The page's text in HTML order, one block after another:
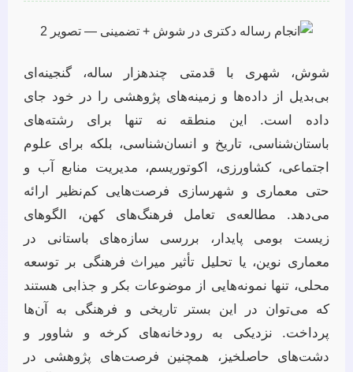
شوش، شهری با قدمتی چندهزار ساله، گنجینه‌ای
بی‌بدیل از داده‌ها و زمینه‌های پژوهشی را در خود جای
داده است. این منطقه نه تنها برای رشته‌های
باستان‌شناسی، تاریخ و انسان‌شناسی، بلکه برای علوم
اجتماعی، کشاورزی، اکوتوریسم، مدیریت منابع آب و
حتی معماری و شهرسازی فرصت‌هایی کم‌نظیر ارائه
می‌دهد. مطالعه‌ی تعامل فرهنگ‌های کهن، الگوهای
زیست بومی پایدار، بررسی سازه‌های باستانی در
معماری نوین، یا تحلیل تأثیر میراث فرهنگی بر توسعه
محلی، تنها نمونه‌هایی از موضوعات بکر و جذابی هستند
که می‌توان در این بستر تاریخی و فرهنگی به آن‌ها
پرداخت. نزدیکی به رودخانه‌های کرخه و شاوور و
دشت‌های حاصلخیز، همچنین فرصت‌های پژوهشی در